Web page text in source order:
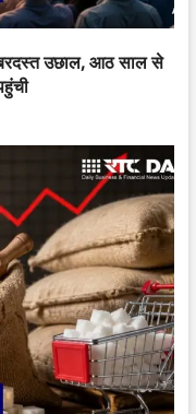
उछाल, आठ साल से